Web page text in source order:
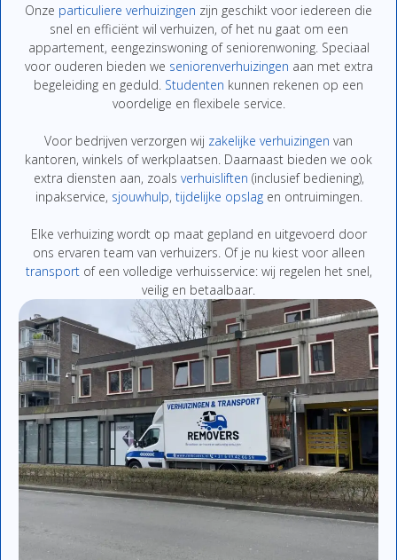
Onze particuliere verhuizingen zijn geschikt voor iedereen die
snel en efficiënt wil verhuizen, of het nu gaat om een
appartement, eengezinswoning of seniorenwoning. Speciaal
voor ouderen bieden we seniorenverhuizingen aan met extra
begeleiding en geduld. Studenten kunnen rekenen op een
voordelige en flexibele service.
Voor bedrijven verzorgen wij zakelijke verhuizingen van
kantoren, winkels ofwerkplaatsen. Daarnaast bieden we ook
extra diensten aan, zoals verhuisliften (inclusief bediening),
inpakservice, sjouwhulp, tijdelijke opslag en ontruimingen
Elke verhuizing wordt op maat gepland en uitgevoerd door
ons ervaren team van verhuizers. Of je nu kiest voor alleen
transport of een volledige verhuisservice: wij regelen het snel,
veilig en betaalbaar.